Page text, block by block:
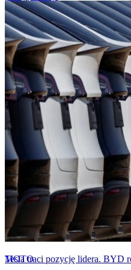
MOTO
Tesla traci pozycję lidera. BYD